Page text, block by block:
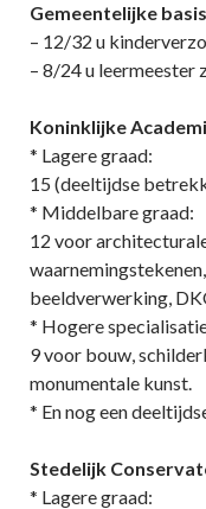
Gemeentelijke
– 12/32 u
– 8/24 u leermeester
Koninklijke
* Lagere graad:
15 (deeltijdse
* Middelbare graad:
12 voor
beeldverwerking,
* Hogere
9 voor bouw,
monumentale kunst.
* En nog een
Stedelijk
* Lagere graad: